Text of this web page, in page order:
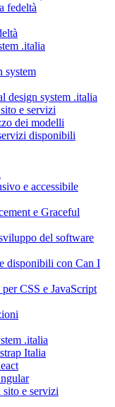
fedeltà
.italia
system
design system .italia
e servizi
dei modelli
disponibili
e accessibile
e Graceful
del software
disponibili con Can I
CSS e JavaScript
.italia
Italia
e servizi